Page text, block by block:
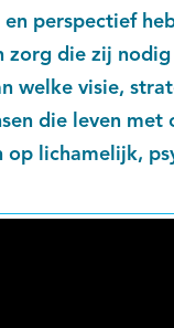
en perspectief
zorg die zij
welke visie,
die leven met
lichamelijk,